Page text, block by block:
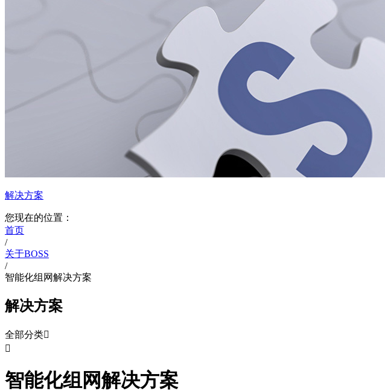
解决方案
您现在的位置：
首页
/
关于BOSS
/
智能化组网解决方案
解决方案
全部分类

智能化组网解决方案